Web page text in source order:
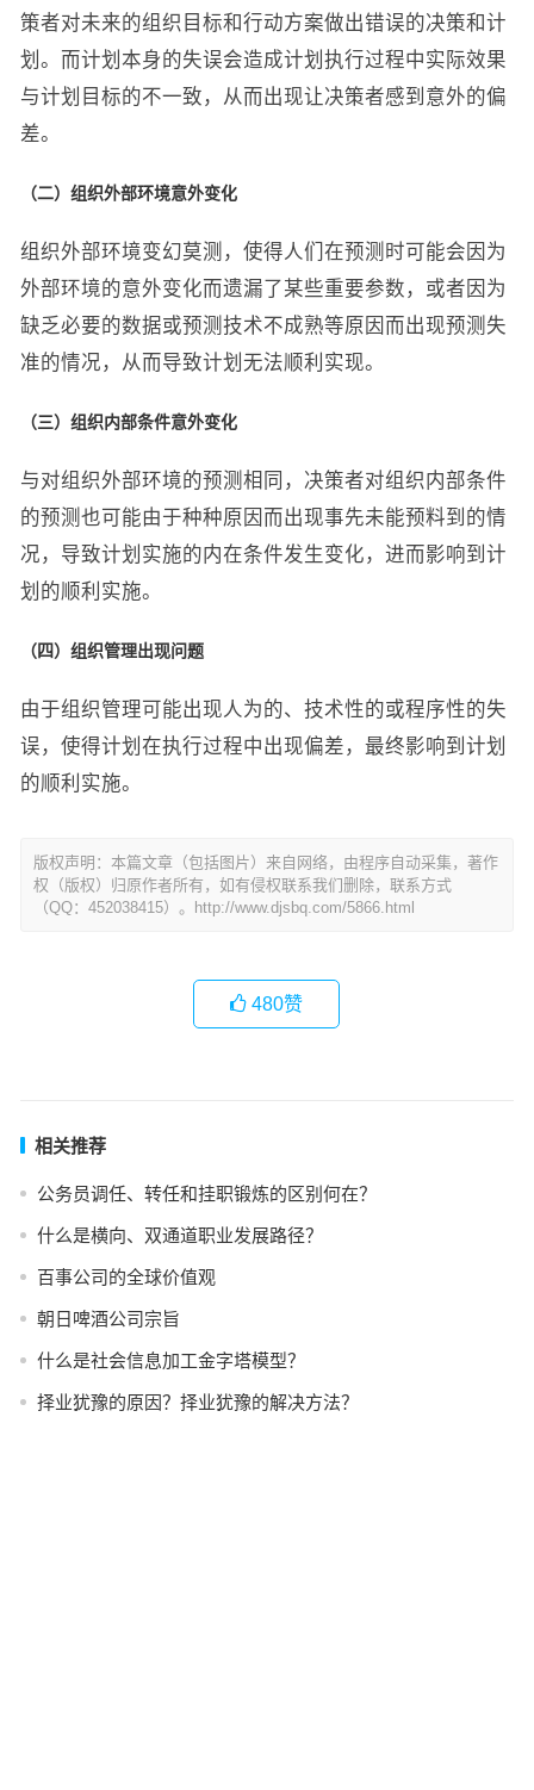
策者对未来的组织目标和行动方案做出错误的决策和计
划。而计划本身的失误会造成计划执行过程中实际效果
与计划目标的不一致，从而出现让决策者感到意外的偏
差。
（二）组织外部环境意外变化
组织外部环境变幻莫测，使得人们在预测时可能会因为
外部环境的意外变化而遗漏了某些重要参数，或者因为
缺乏必要的数据或预测技术不成熟等原因而出现预测失
准的情况，从而导致计划无法顺利实现。
（三）组织内部条件意外变化
与对组织外部环境的预测相同，决策者对组织内部条件
的预测也可能由于种种原因而出现事先未能预料到的情
况，导致计划实施的内在条件发生变化，进而影响到计
划的顺利实施。
（四）组织管理出现问题
由于组织管理可能出现人为的、技术性的或程序性的失
误，使得计划在执行过程中出现偏差，最终影响到计划
的顺利实施。
版权声明：本篇文章（包括图片）来自网络，由程序自动采集，著作
权（版权）归原作者所有，如有侵权联系我们删除，联系方式
（QQ：452038415）。http://www.djsbq.com/5866.html
480赞
相关推荐
公务员调任、转任和挂职锻炼的区别何在？
什么是横向、双通道职业发展路径？
百事公司的全球价值观
朝日啤酒公司宗旨
什么是社会信息加工金字塔模型？
择业犹豫的原因？择业犹豫的解决方法？